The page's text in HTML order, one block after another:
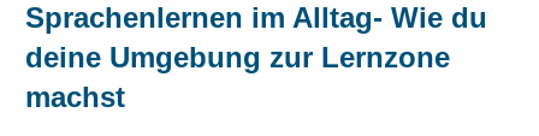
Sprachenlernen im Alltag- Wie du
deine Umgebung zur Lernzone
machst